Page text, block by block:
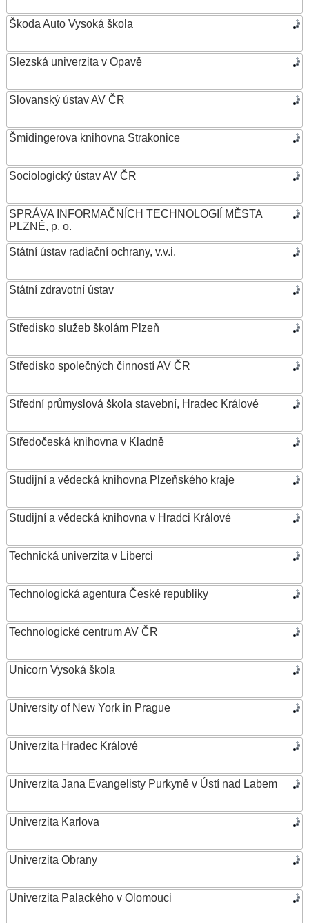
Škoda Auto Vysoká škola
Slezská univerzita v Opavě
Slovanský ústav AV ČR
Šmidingerova knihovna Strakonice
Sociologický ústav AV ČR
SPRÁVA INFORMAČNÍCH TECHNOLOGIÍ MĚSTA
PLZNĚ, p. o.
Státní ústav radiační ochrany, v.v.i.
Státní zdravotní ústav
Středisko služeb školám Plzeň
Středisko společných činností AV ČR
Střední průmyslová škola stavební, Hradec Králové
Středočeská knihovna v Kladně
Studijní a vědecká knihovna Plzeňského kraje
Studijní a vědecká knihovna v Hradci Králové
Technická univerzita v Liberci
Technologická agentura České republiky
Technologické centrum AV ČR
Unicorn Vysoká škola
University of New York in Prague
Univerzita Hradec Králové
Univerzita Jana Evangelisty Purkyně v Ústí nad Labem
Univerzita Karlova
Univerzita Obrany
Univerzita Palackého v Olomouci